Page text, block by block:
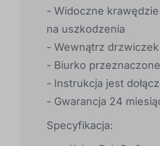
- Widoczne
na uszkodzenia
- Wewnątrz drzwiczek
- Biurko
- Instrukcja jest
- Gwarancja 24
Specyfikacja: